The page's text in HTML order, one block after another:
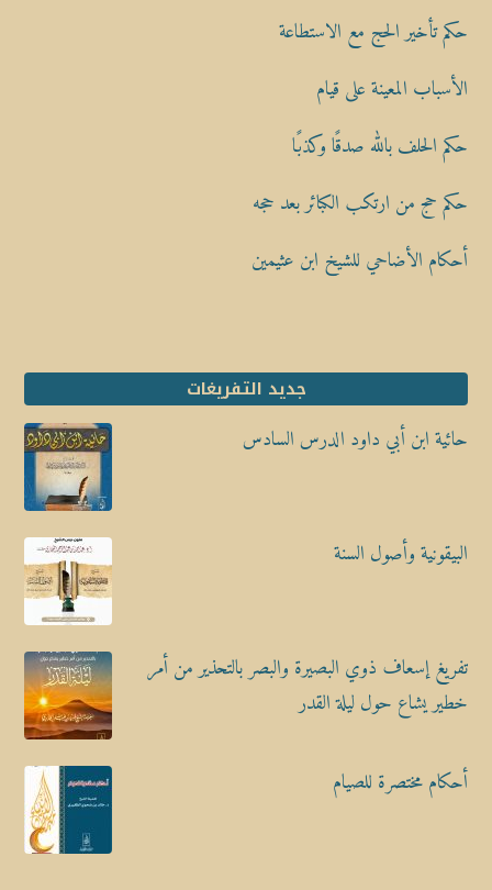
حكم تأخير الحج مع الاستطاعة
الأسباب المعينة على قيام
حكم الحلف بالله صدقًا وكذبًا
حكم حج من ارتكب الكبائر بعد حجه
أحكام الأضاحي للشيخ ابن عثيمين
جديد التفريغات
حائية ابن أبي داود الدرس السادس
البيقونية وأصول السنة
تفريغ إسعاف ذوي البصيرة والبصر بالتحذير من أمر
خطير يشاع حول ليلة القدر
أحكام مختصرة للصيام